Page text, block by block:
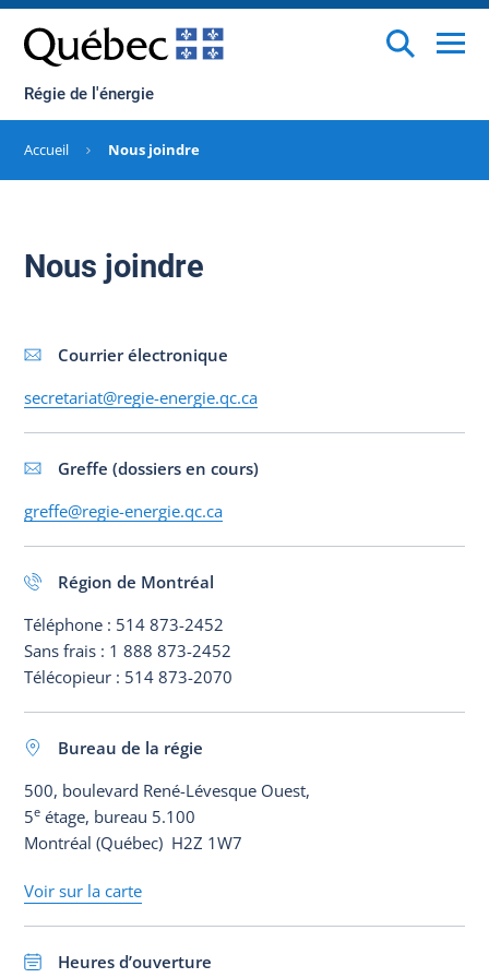
Régie de l'énergie
Accueil Nous joindre
Nous joindre
Courrier électronique
secretariat@regie-energie.qc.ca
Greffe (dossiers en cours)
greffe@regie-energie.qc.ca
Région de Montréal
Téléphone : 514 873-2452
Sans frais : 1 888 873-2452
Télécopieur : 514 873-2070
Bureau de la régie
500, boulevard René-Lévesque Ouest,
5e étage, bureau 5.100
Montréal (Québec) H2Z 1W7
Voir sur la carte
Heures d’ouverture